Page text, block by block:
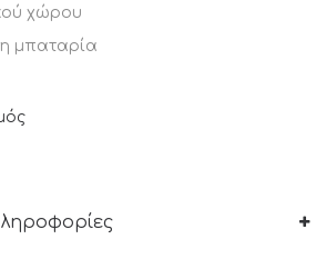
χώρου
μπαταρία